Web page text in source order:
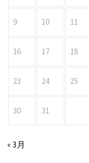
9 10 11
16 17 18
23 24 25
30 31
« 3月